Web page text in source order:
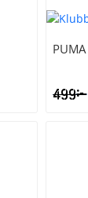
PUMA
499kr